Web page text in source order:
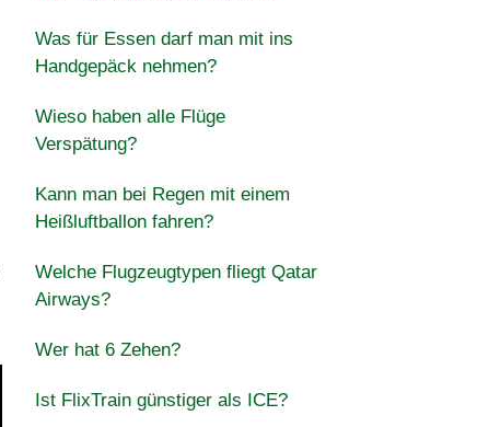
Was für Essen darf man mit ins
Handgepäck nehmen?
Wieso haben alle Flüge
Verspätung?
Kann man bei Regen mit einem
Heißluftballon fahren?
Welche Flugzeugtypen fliegt Qatar
Airways?
Wer hat 6 Zehen?
Ist FlixTrain günstiger als ICE?